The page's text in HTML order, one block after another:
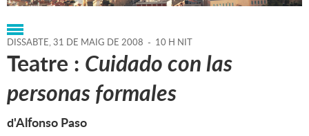
DISSABTE,31 DE MAIG DE 2008 - 10 H NIT
Teatre : Cuidado con las
personas formales
d'Alfonso Paso